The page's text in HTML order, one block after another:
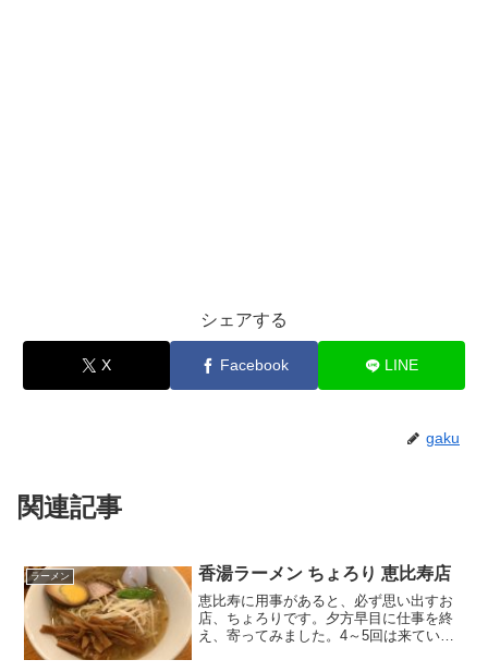
シェアする
X Facebook LINE
gaku
関連記事
ラーメン 香湯ラーメン ちょろり 恵比寿店
恵比寿に用事があると、必ず思い出すお
店、ちょろりです。夕方早目に仕事を終
え、寄ってみました。4～5回は来ている